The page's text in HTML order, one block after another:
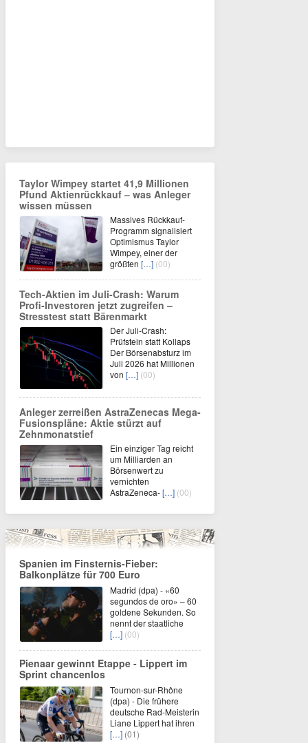
Taylor Wimpey startet 41,9 Millionen
Pfund Aktienrückkauf – was Anleger
wissen müssen
Massives Rückkauf-
Programm signalisiert
Optimismus Taylor
Wimpey, einer der
größten […] (00)
Tech-Aktien im Juli-Crash: Warum
Profi-Investoren jetzt zugreifen –
Stresstest statt Bärenmarkt
Der Juli-Crash:
Prüfstein statt Kollaps
Der Börsenabsturz im
Juli 2026 hat Millionen
von […] (00)
Anleger zerreißen AstraZenecas Mega-
Fusionspläne: Aktie stürzt auf
Zehnmonatstief
Ein einziger Tag reicht
um Milliarden an
Börsenwert zu
vernichten
AstraZeneca-[…] (00)
Spanien im Finsternis-Fieber:
Balkonplätze für 700 Euro
Madrid (dpa) - «60
segundos de oro» – 60
goldene Sekunden. So
nennt der staatliche
[…] (00)
Pienaar gewinnt Etappe - Lippert im
Sprint chancenlos
Tournon-sur-Rhône
(dpa) - Die frühere
deutsche Rad-Meisterin
Liane Lippert hat ihren
[…] (01)